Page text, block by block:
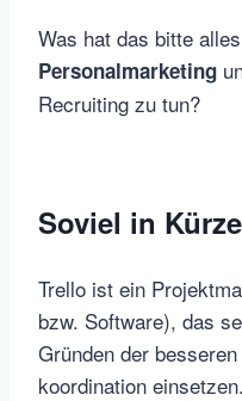
Was hat das bitte
Personalmarketing
Recruiting zu tun?
Soviel in
Trello ist ein
bzw. Software), das
Gründen der
koordination einsetzen.